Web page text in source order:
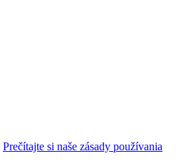
Prečítajte si naše zásady používania